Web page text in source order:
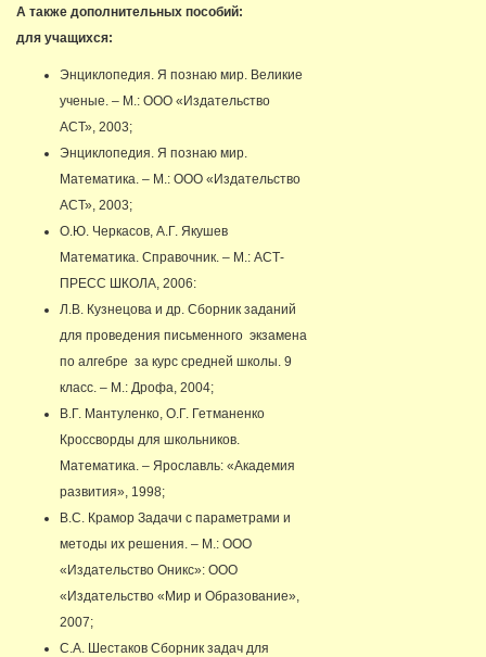
А также дополнительных пособий:
для учащихся:
Энциклопедия. Я познаю мир. Великие
ученые. – М.: ООО «Издательство
АСТ», 2003;
Энциклопедия. Я познаю мир.
Математика. – М.: ООО «Издательство
АСТ», 2003;
О.Ю. Черкасов, А.Г. Якушев
Математика. Справочник. – М.: АСТ-
ПРЕСС ШКОЛА, 2006:
Л.В. Кузнецова и др. Сборник заданий
для проведения письменного экзамена
по алгебре за курс средней школы. 9
класс. – М.: Дрофа, 2004;
В.Г. Мантуленко, О.Г. Гетманенко
Кроссворды для школьников.
Математика. – Ярославль: «Академия
развития», 1998;
В.С. Крамор Задачи с параметрами и
методы их решения. – М.: ООО
«Издательство Оникс»: ООО
«Издательство «Мир и Образование»,
2007;
С.А. Шестаков Сборник задач для